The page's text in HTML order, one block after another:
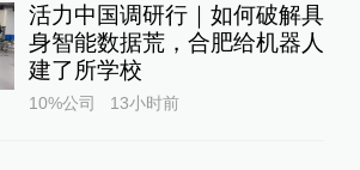
活力中国调研行｜如何破解具
身智能数据荒，合肥给机器人
建了所学校
10%公司 13小时前